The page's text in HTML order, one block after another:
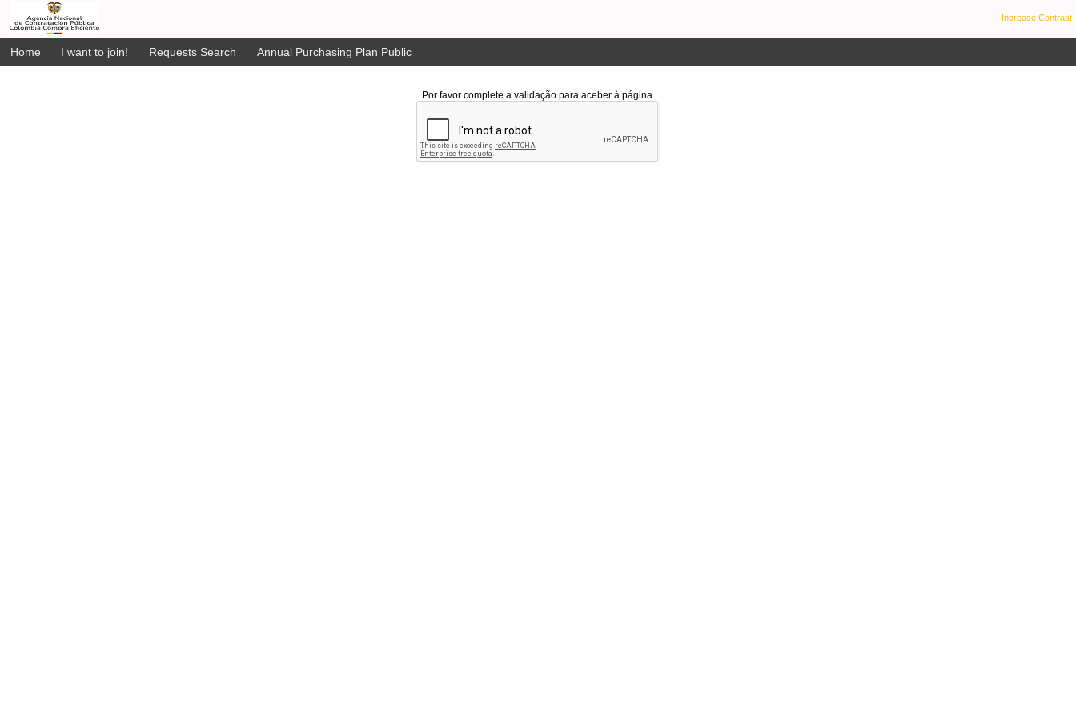
Increase Contrast
Home I want to join! Requests Search Annual Purchasing Plan Public
Por favor complete a validação para aceber à página.